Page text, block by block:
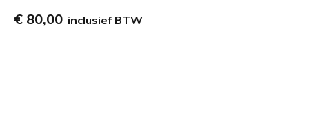
€ 80,00 inclusief BTW